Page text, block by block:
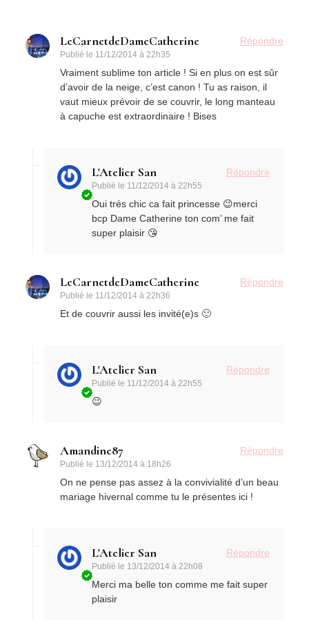
LeCarnetdeDameCatherine
Publié le 11/12/2014 à 22h35
Répondre
Vraiment sublime ton article ! Si en plus on est sûr
d’avoir de la neige, c’est canon ! Tu as raison, il
vaut mieux prévoir de se couvrir, le long manteau
à capuche est extraordinaire ! Bises
L'Atelier San
Publié le 11/12/2014 à 22h55
Répondre
Oui trés chic ca fait princesse 😉merci
bcp Dame Catherine ton com’ me fait
super plaisir 😘
LeCarnetdeDameCatherine
Publié le 11/12/2014 à 22h36
Répondre
Et de couvrir aussi les invité(e)s 🙂
L'Atelier San
Publié le 11/12/2014 à 22h55
Répondre
😉
Amandine87
Publié le 13/12/2014 à 18h26
Répondre
On ne pense pas assez à la convivialité d’un beau
mariage hivernal comme tu le présentes ici !
L'Atelier San
Publié le 13/12/2014 à 22h08
Répondre
Merci ma belle ton comme me fait super
plaisir